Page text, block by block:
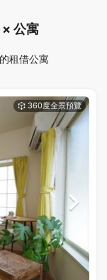
公寓
租借公寓